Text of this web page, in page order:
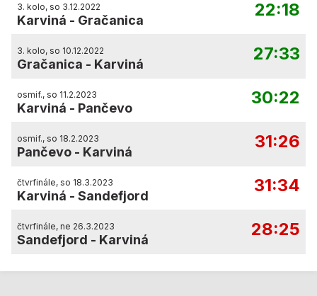
3. kolo, so 3.12.2022
Karviná - Gračanica
22:18
3. kolo, so 10.12.2022
Gračanica - Karviná
27:33
osmif., so 11.2.2023
Karviná - Pančevo
30:22
osmif., so 18.2.2023
Pančevo - Karviná
31:26
čtvrfinále, so 18.3.2023
Karviná - Sandefjord
31:34
čtvrfinále, ne 26.3.2023
Sandefjord - Karviná
28:25